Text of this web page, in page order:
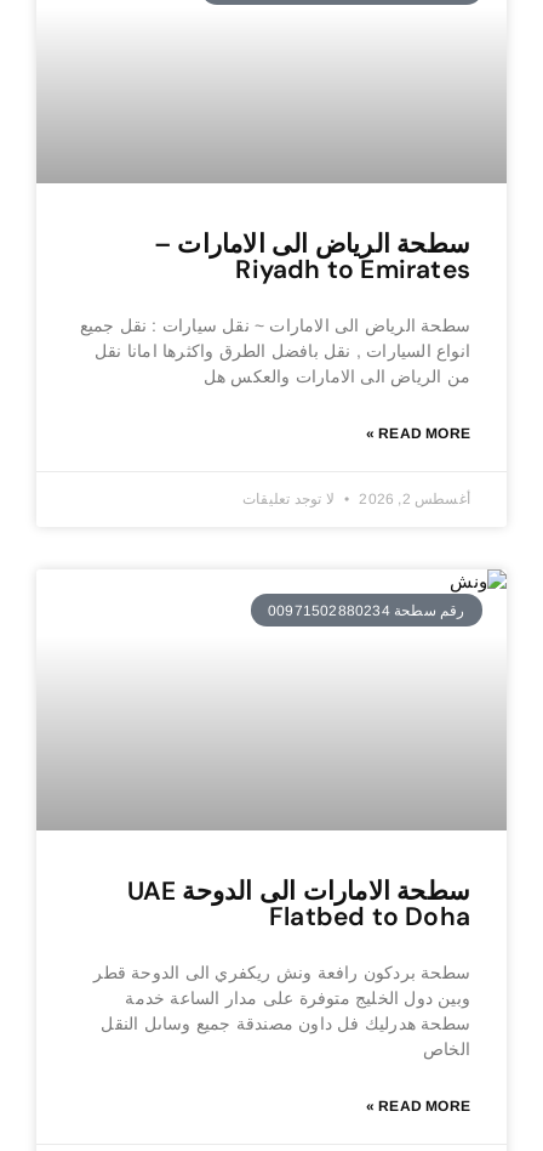
سطحة الرياض الى الامارات –
Riyadh to Emirates
سطحة الرياض الى الامارات ~ نقل سيارات : نقل جميع
انواع السيارات , نقل بافضل الطرق واكثرها امانا نقل
من الرياض الى الامارات والعكس هل
READ MORE »
أغسطس 2, 2026 لا توجد تعليقات
رقم سطحة 00971502880234
سطحة الامارات الى الدوحة UAE
Flatbed to Doha
سطحة بردكون رافعة ونش ريكفري الى الدوحة قطر
وبين دول الخليج متوفرة على مدار الساعة خدمة
سطحة هدرليك فل داون مصندقة جميع وساىل النقل
الخاص
READ MORE »